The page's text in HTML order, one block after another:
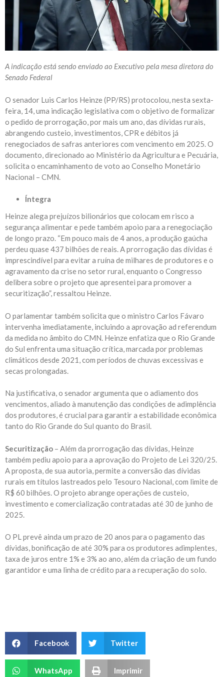
A indicação está sendo enviado ao Executivo pela mesa diretora do
Senado Federal
O senador Luis Carlos Heinze (PP/RS) protocolou, nesta sexta-
feira, 14, uma indicação legislativa com o objetivo de formalizar
o pedido de prorrogação, por mais um ano, das dívidas rurais,
abrangendo custeio, investimentos, CPR e débitos já
renegociados de safras anteriores com vencimento em 2025. O
documento, direcionado ao Ministério da Agricultura e Pecuária,
solicita o encaminhamento de voto ao Conselho Monetário
Nacional – CMN.
Íntegra
Heinze alega prejuízos bilionários que colocam em risco a
segurança alimentar e pede também apoio para a renegociação
de longo prazo. “Em pouco mais de 4 anos, a produção gaúcha
perdeu quase 437 bilhões de reais. A prorrogação das dívidas é
imprescindível para evitar a ruína de milhares de produtores e o
agravamento da crise no setor rural, enquanto o Congresso
delibera sobre o projeto que apresentei para promover a
securitização”, ressaltou Heinze.
O parlamentar também solicita que o ministro Carlos Fávaro
intervenha imediatamente, incluindo a aprovação ad referendum
da medida no âmbito do CMN. Heinze enfatiza que o Rio Grande
do Sul enfrenta uma situação crítica, marcada por problemas
climáticos desde 2021, com períodos de chuvas excessivas e
secas prolongadas.
Na justificativa, o senador argumenta que o adiamento dos
vencimentos, aliado à manutenção das condições de adimplência
dos produtores, é crucial para garantir a estabilidade econômica
tanto do Rio Grande do Sul quanto do Brasil.
Securitização – Além da prorrogação das dívidas, Heinze
também pediu apoio para a aprovação do Projeto de Lei 320/25.
A proposta, de sua autoria, permite a conversão das dívidas
rurais em títulos lastreados pelo Tesouro Nacional, com limite de
R$ 60 bilhões. O projeto abrange operações de custeio,
investimento e comercialização contratadas até 30 de junho de
2025.
O PL prevê ainda um prazo de 20 anos para o pagamento das
dívidas, bonificação de até 30% para os produtores adimplentes,
taxa de juros entre 1% e 3% ao ano, além da criação de um fundo
garantidor e uma linha de crédito para a recuperação do solo.
Facebook Twitter
WhatsApp Imprimir